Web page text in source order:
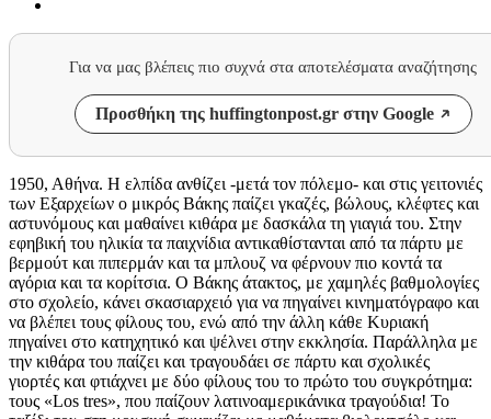
Για να μας βλέπεις πιο συχνά στα αποτελέσματα αναζήτησης
Προσθήκη της huffingtonpost.gr στην Google
1950, Αθήνα. Η ελπίδα ανθίζει -μετά τον πόλεμο- και στις γειτονιές
των Εξαρχείων ο μικρός Βάκης παίζει γκαζές, βώλους, κλέφτες και
αστυνόμους και μαθαίνει κιθάρα με δασκάλα τη γιαγιά του. Στην
εφηβική του ηλικία τα παιχνίδια αντικαθίστανται από τα πάρτυ με
βερμούτ και πιπερμάν και τα μπλουζ να φέρνουν πιο κοντά τα
αγόρια και τα κορίτσια. Ο Βάκης άτακτος, με χαμηλές βαθμολογίες
στο σχολείο, κάνει σκασιαρχειό για να πηγαίνει κινηματόγραφο και
να βλέπει τους φίλους του, ενώ από την άλλη κάθε Κυριακή
πηγαίνει στο κατηχητικό και ψέλνει στην εκκλησία. Παράλληλα με
την κιθάρα του παίζει και τραγουδάει σε πάρτυ και σχολικές
γιορτές και φτιάχνει με δύο φίλους του το πρώτο του συγκρότημα:
τους «Los tres», που παίζουν λατινοαμερικάνικα τραγούδια! Το